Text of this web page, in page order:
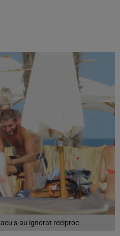
s-au ignorat reciproc